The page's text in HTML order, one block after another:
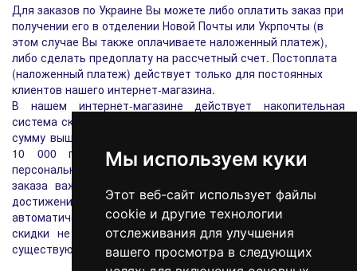
Мы используем куки
Этот веб-сайт использует файлы
cookie и другие технологии
отслеживания для улучшения
вашего просмотра в следующих
Для заказов по Украине Вы можете либо оплатить заказ при
получении его в отделении Новой Почты или Укрпочты (в
этом случае Вы также оплачиваете наложенный платеж),
либо сделать предоплату на рассчетный счет. Постоплата
(наложенный платеж) действует только для постоянных
клиентов нашего интернет-магазина.
В нашем интернет-магазине действует накопительная
система скидок. После осуществления и оплаты заказов на
сумму выше 3000 грн., Вы получаете скидку 2%, 7000 - 5%,
10 000 грн. - 10%. Скидка фиксируется в Вашем
персональном кабинете, поэтому при оформлении первого
заказа важно пройти регистрацию на нашем сайте. При
достижении порогов вышеперечисленных сумм, система
автоматически будет высчитывать скидку. Персональные
скидки не насчитываются на акционные товары с уже
существующими скидками.